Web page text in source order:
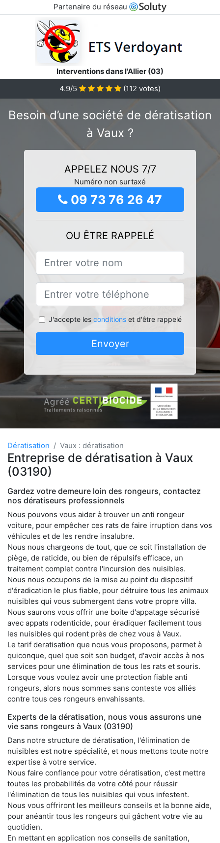
Partenaire du réseau
Interventions dans l'Allier (03)
4.9/5
(112 votes)
Besoin d’une société de dératisation
à Vaux ?
APPELEZ NOUS 7/7
Numéro non surtaxé
09 73 76 26 47
OU ÊTRE RAPPELÉ
J'accepte les conditionset d'être rappelé
Envoyer
Dératisation Vaux : dératisation
Entreprise de dératisation à Vaux
(03190)
Gardez votre demeure loin des rongeurs, contactez
nos dératiseurs professionnels
Nous pouvons vous aider à trouver un anti rongeur
voiture, pour empêcher ces rats de faire irruption dans vos
véhicules et de les rendre insalubre.
Nous nous chargeons de tout, que ce soit l'installation de
piège, de raticide, ou bien de répulsifs efficace, un
traitement complet contre l'incursion des nuisibles.
Nous nous occupons de la mise au point du dispositif
d'éradication le plus fiable, pour détruire tous les animaux
nuisibles qui vous submergent dans votre propre villa.
Nous saurons vous offrir une boite d'appatage sécurisé
avec appats rodenticide, pour éradiquer facilement tous
les nuisibles qui rodent près de chez vous à Vaux.
Le tarif deratisation que nous vous proposons, permet à
quiconque, quel que soit son budget, d'avoir accès à nos
services pour une élimination de tous les rats et souris.
Lorsque vous voulez avoir une protection fiable anti
rongeurs, alors nous sommes sans conteste vos alliés
contre tous ces rongeurs envahissants.
Experts de la dératisation, nous vous assurons une
vie sans rongeurs à Vaux (03190)
Dans notre structure de dératisation, l'élimination de
nuisibles est notre spécialité, et nous mettons toute notre
expertise à votre service.
Nous faire confiance pour votre dératisation, c'est mettre
toutes les probabilités de votre côté pour réussir
l'élimination de tous les nuisibles qui vous infestent.
Nous vous offriront les meilleurs conseils et la bonne aide,
pour anéantir tous les rongeurs qui gâchent votre vie au
quotidien.
En mettant en application nos conseils de sanitation,